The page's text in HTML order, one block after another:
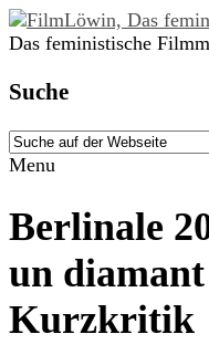
Das feministische
Suche
Menu
Berlinale
un
Kurzkritik